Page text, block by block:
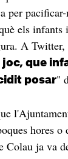
per
els infants
A Twitter,
joc, que
posar"
hores o
Colau ja va